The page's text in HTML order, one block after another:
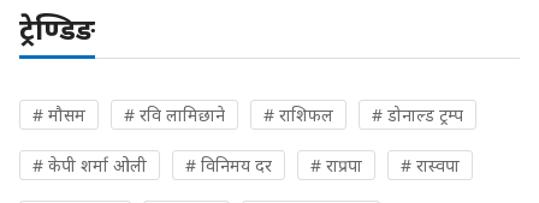
ट्रेण्डिङ
# मौसम # रवि लामिछाने # राशिफल # डोनाल्ड ट्रम्प
# केपी शर्मा ओली # विनिमय दर # राप्रपा # रास्वपा